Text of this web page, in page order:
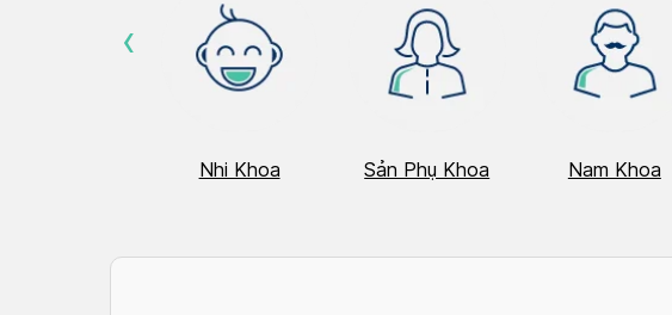
Nhi Khoa Sản Phụ Khoa Nam Khoa
‹